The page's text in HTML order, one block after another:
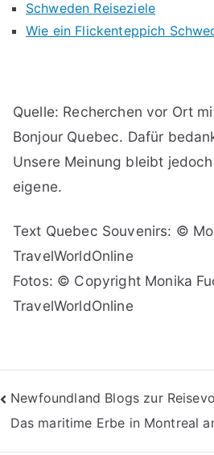
Schweden Reiseziele
Wie ein Flickenteppich
Quelle: Recherchen vor Ort
Bonjour Quebec. Dafür
Unsere Meinung bleibt
eigene.
Text Quebec Souvenirs: ©
TravelWorldOnline
Fotos: © Copyright Monika
TravelWorldOnline
Newfoundland Blogs zur
Das maritime Erbe in Montreal